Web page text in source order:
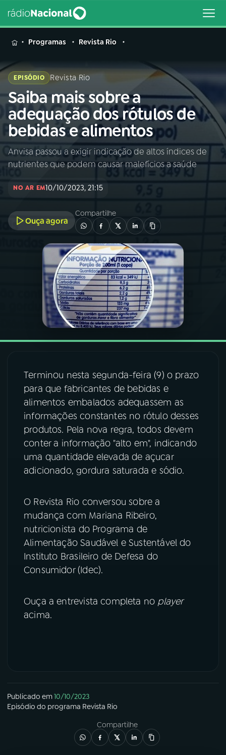
MENU
Buscar
na
Rádio
Nacional
Buscar
AO VIVO
INÍCIO
A RÁDIO
PROGRAMAÇÃO
PROGRAMAS
PODCASTS
ÚLTIMAS
08FESTIVAL DE MÚSICA
ACOMPANHE A RÁDIO NACIONAL
YouTube Facebook
Instagram
Programas Revista Rio
EPISÓDIO Revista Rio
Saiba mais sobre a
adequação dos rótulos de
bebidas e alimentos
Anvisa passou a exigir indicação de altos índices de
nutrientes que podem causar malefícios a saúde
NO AR EM10/10/2023, 21:15
Ouça agora
Compartilhe
Terminou nesta segunda-feira (9) o prazo
para que fabricantes de bebidas e
alimentos embalados adequassem as
informações constantes no rótulo desses
produtos. Pela nova regra, todos devem
conter a informação "alto em", indicando
uma quantidade elevada de açucar
adicionado, gordura saturada e sódio.
O Revista Rio conversou sobre a
mudança com Mariana Ribeiro,
nutricionista do Programa de
Alimentação Saudável e Sustentável do
Instituto Brasileiro de Defesa do
Consumidor (Idec).
Ouça a entrevista completa no player
acima.
Publicado em10/10/2023
Episódio do programa Revista Rio
Compartilhe